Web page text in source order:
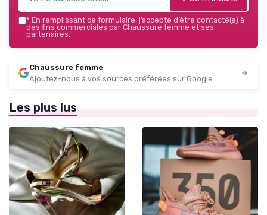
* En remplissant ce formulaire, j’accepte d’être contacté(e) à
des fins commerciales par Chaussure femme et ses
partenaires.
Chaussure femme
Ajoutez-nous à vos sources préférées sur Google
Les plus lus